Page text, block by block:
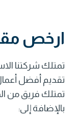
ارخص
تمتلك شركتنا
تقديم أفضل
تمتلك فريق من
بالإضافة إلى: